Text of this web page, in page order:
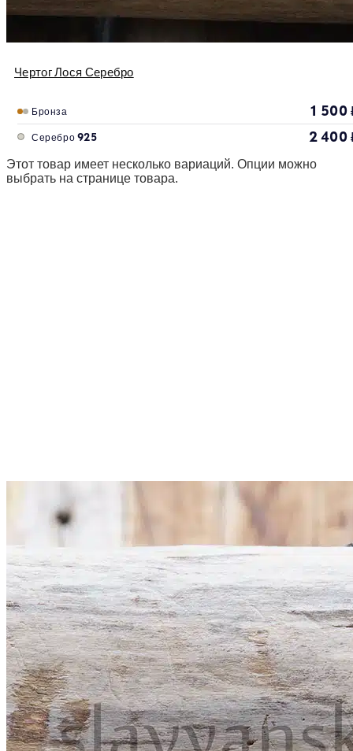
Чертог Лося Серебро
Бронза 1 500
Серебро 925 2 400
Этот товар имеет несколько вариаций. Опции можно
выбрать на странице товара.